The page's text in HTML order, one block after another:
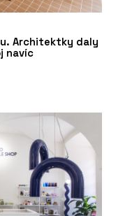
Architektky daly
navíc